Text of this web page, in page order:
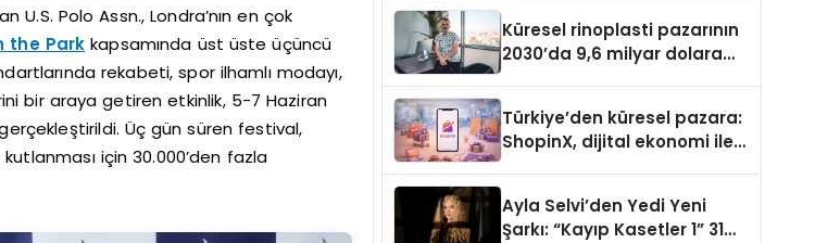
U.S. Polo Assn., Londra’nın en çok
the Park kapsamında üst üste üçüncü
rekabeti, spor ilhamlı modayı,
bir araya getiren etkinlik, 5-7 Haziran
Üç gün süren festival,
için 30.000’den fazla
Küresel rinoplasti pazarının
2030’da 9,6 milyar dolara
Türkiye’den küresel pazara:
ShopinX, dijital ekonomi ile
Ayla Selvi’den Yedi Yeni
Şarkı: “Kayıp Kasetler 1” 31